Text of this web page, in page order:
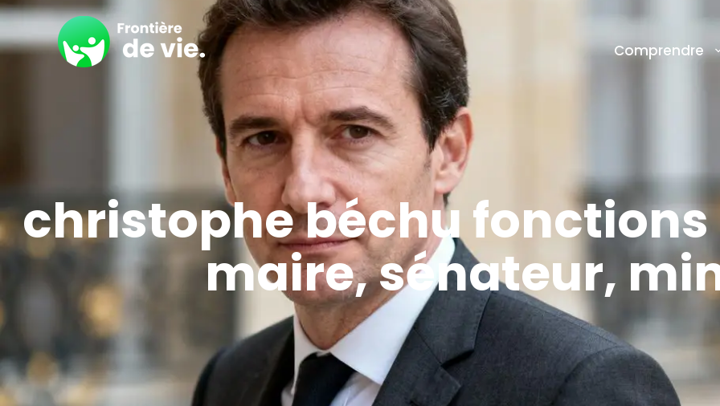
Comprendre
christophe béchu fonctions
maire, sénateur,